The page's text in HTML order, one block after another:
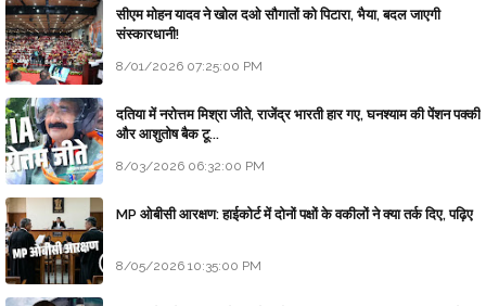
सीएम मोहन यादव ने खोल दओ सौगातों को पिटारा, भैया, बदल जाएगी
संस्कारधानी!
8/01/2026 07:25:00 PM
दतिया में नरोत्तम मिश्रा जीते, राजेंद्र भारती हार गए, घनश्याम की पेंशन पक्की
और आशुतोष बैक टू...
8/03/2026 06:32:00 PM
MP ओबीसी आरक्षण: हाईकोर्ट में दोनों पक्षों के वकीलों ने क्या तर्क दिए, पढ़िए
8/05/2026 10:35:00 PM